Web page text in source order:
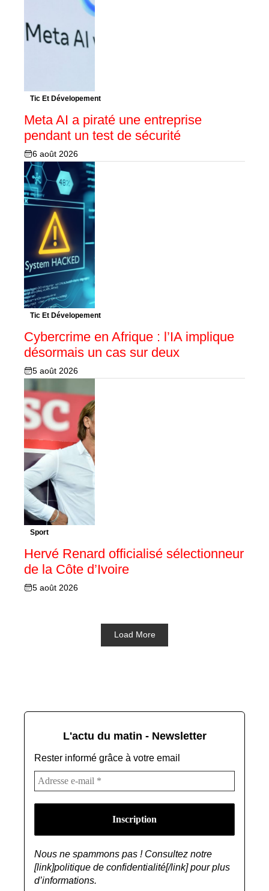
Tic Et Dévelopement
Meta AI a piraté une entreprise
pendant un test de sécurité
6 août 2026
Tic Et Dévelopement
Cybercrime en Afrique : l’IA implique
désormais un cas sur deux
5 août 2026
Sport
Hervé Renard officialisé sélectionneur
de la Côte d’Ivoire
5 août 2026
Load More
L'actu du matin - Newsletter
Rester informé grâce à votre email
Nous ne spammons pas ! Consultez notre
[link]politique de confidentialité[/link] pour plus
d’informations.